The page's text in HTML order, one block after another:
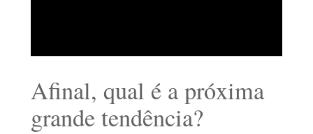
Afinal, qual é a próxima
grande tendência?